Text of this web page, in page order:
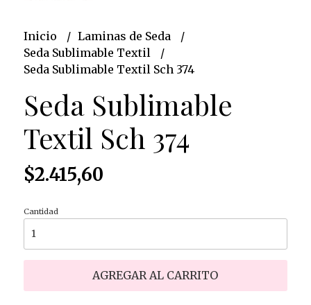
Inicio
Laminas de Seda
Seda Sublimable Textil
Seda Sublimable Textil Sch 374
Seda Sublimable
Textil Sch 374
$2.415,60
Cantidad
AGREGAR AL CARRITO